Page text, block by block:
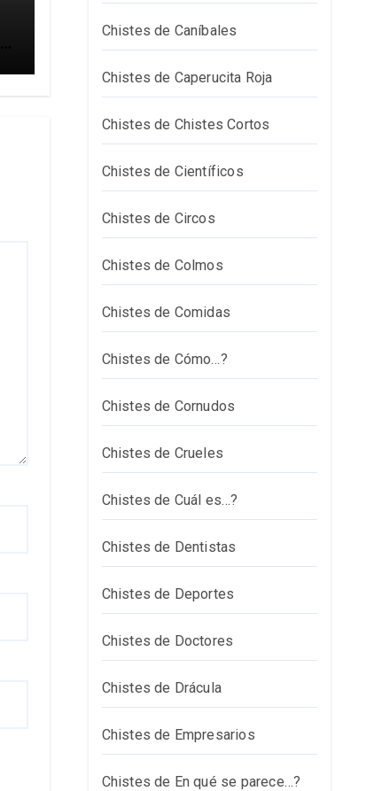
Chistes de Caníbales
Chistes de Caperucita Roja
Chistes de Chistes Cortos
Chistes de Científicos
Chistes de Circos
Chistes de Colmos
Chistes de Comidas
Chistes de Cómo…?
Chistes de Cornudos
Chistes de Crueles
Chistes de Cuál es…?
Chistes de Dentistas
Chistes de Deportes
Chistes de Doctores
Chistes de Drácula
Chistes de Empresarios
Chistes de En qué se parece…?